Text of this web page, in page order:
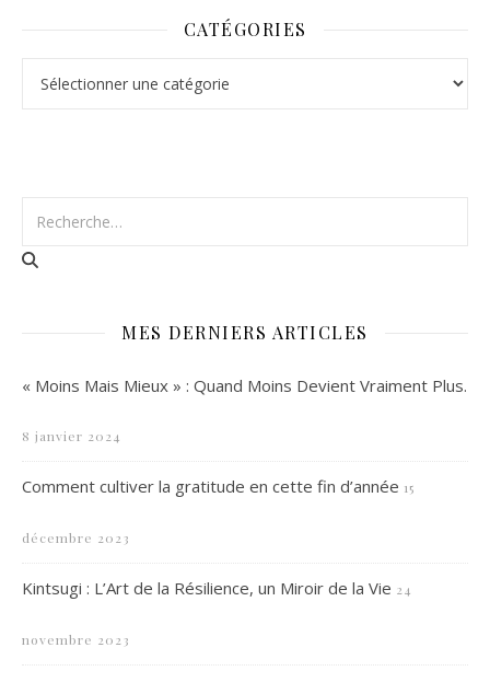
CATÉGORIES
MES DERNIERS ARTICLES
« Moins Mais Mieux » : Quand Moins Devient Vraiment Plus.
8 janvier 2024
Comment cultiver la gratitude en cette fin d’année 15
décembre 2023
Kintsugi : L’Art de la Résilience, un Miroir de la Vie 24
novembre 2023